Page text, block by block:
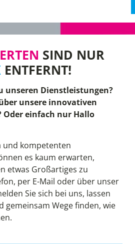
SIND NUR
ENTFERNT!
unseren Dienstleistungen?
unsere innovativen
Oder einfach nur Hallo
und kompetenten
es kaum erwarten,
etwas Großartiges zu
per E-Mail oder über unser
Sie sich bei uns, lassen
gemeinsam Wege finden, wie